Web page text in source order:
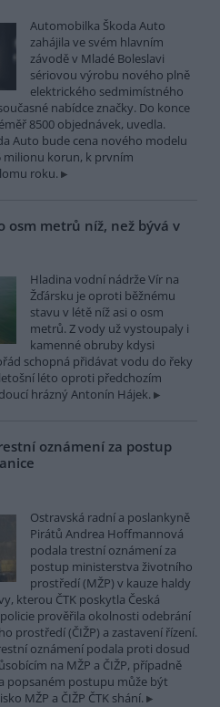
Automobilka Škoda Auto
zahájila ve svém hlavním
závodě v Mladé Boleslavi
sériovou výrobu nového plně
elektrického sedmimístného
nabídce značky. Do konce
8500 objednávek, uvedla.
Auto bude cena nového modelu
milionu korun, k prvním
roku.
osm metrů níž, než bývá v
Hladina vodní nádrže Vír na
Žďársku je oproti běžnému
stavu v létě níž asi o osm
metrů. Z vody už vystoupaly i
kamenné obruby kdysi
schopná přidávat vodu do řeky
léto oproti předchozím
hrázný Antonín Hájek.
oznámení za postup
Ostravská radní a poslankyně
Pirátů Andrea Hoffmannová
podala trestní oznámení za
postup ministerstva životního
prostředí (MŽP) v kauze haldy
kterou ČTK poskytla Česká
prověřila okolnosti odebrání
prostředí (ČIŽP) a zastavení řízení.
oznámení podala proti dosud
na MŽP a ČIŽP, případně
popsaném postupu může být
MŽP a ČIŽP ČTK shání.